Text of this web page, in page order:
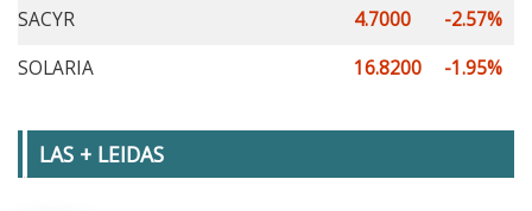
SACYR
4.7000
-2.57%
SOLARIA
16.8200 -1.95%
LAS + LEIDAS